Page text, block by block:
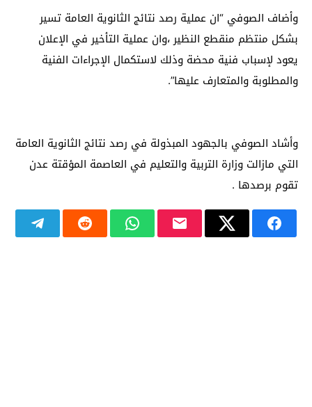
وأضاف الصوفي “ان عملية رصد نتائج الثانوية العامة تسير
بشكل منتظم منقطع النظير ،وان عملية التأخير في الإعلان
يعود لإسباب فنية محضة وذلك لاستكمال الإجراءات الفنية
والمطلوبة والمتعارف عليها”.
وأشاد الصوفي بالجهود المبذولة في رصد نتائج الثانوية العامة
التي مازالت وزارة التربية والتعليم في العاصمة المؤقتة عدن
تقوم برصدها .